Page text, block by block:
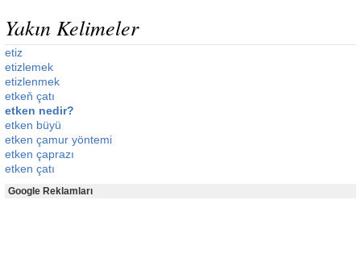
Yakın Kelimeler
etiz
etizlemek
etizlenmek
etkeň çatı
etken nedir?
etken büyü
etken çamur yöntemi
etken çaprazı
etken çatı
Google Reklamları